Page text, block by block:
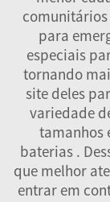
para
especiais
tornando
site deles
variedade
tamanhos
baterias .
que melhor
entrar em